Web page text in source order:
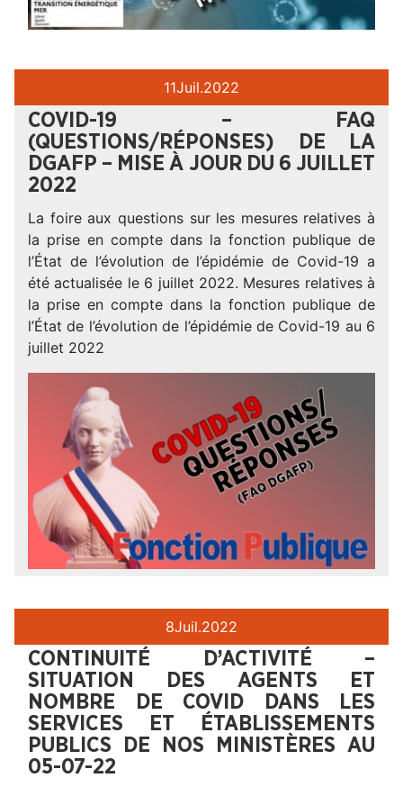
11Juil.2022
COVID-19 – FAQ
(QUESTIONS/RÉPONSES) DE LA
DGAFP – MISE À JOUR DU 6 JUILLET
2022
La foire aux questions sur les mesures relatives à
la prise en compte dans la fonction publique de
l’État de l’évolution de l’épidémie de Covid-19 a
été actualisée le 6 juillet 2022. Mesures relatives à
la prise en compte dans la fonction publique de
l’État de l’évolution de l’épidémie de Covid-19 au 6
juillet 2022
8Juil.2022
CONTINUITÉ D’ACTIVITÉ –
SITUATION DES AGENTS ET
NOMBRE DE COVID DANS LES
SERVICES ET ÉTABLISSEMENTS
PUBLICS DE NOS MINISTÈRES AU
05-07-22